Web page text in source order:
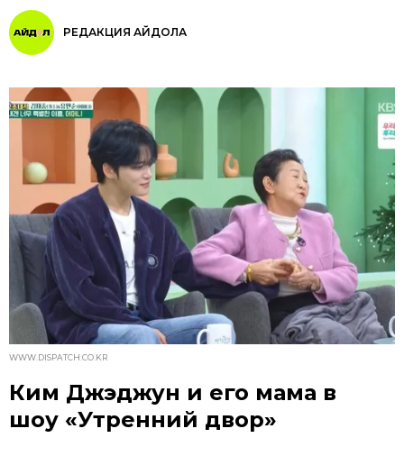
РЕДАКЦИЯ АЙДОЛА
WWW.DISPATCH.CO.KR
Ким Джэджун и его мама в
шоу «Утренний двор»